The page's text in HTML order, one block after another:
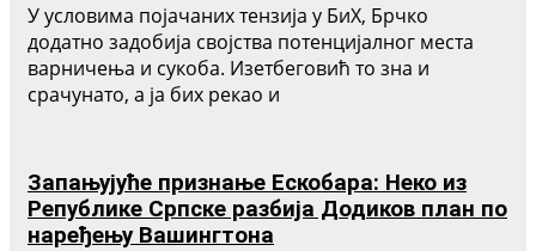
У условима појачаних тензија у БиХ, Брчко
додатно задобија својства потенцијалног места
варничења и сукоба. Изетбеговић то зна и
срачунато, а ја бих рекао и
Запањујуће признање Ескобара: Неко из
Републике Српске разбија Додиков план по
наређењу Вашингтона